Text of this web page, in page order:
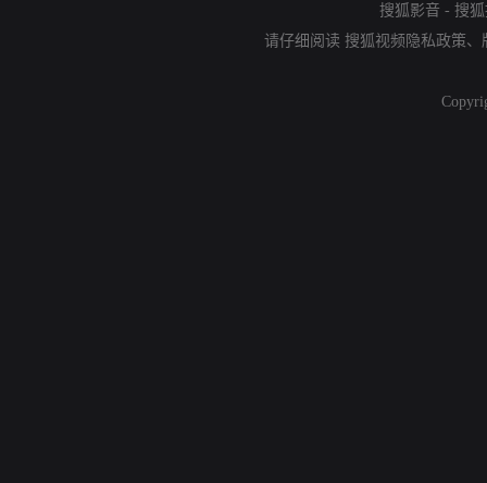
搜狐影音 - 搜
请仔细阅读 搜狐视频隐私政策、